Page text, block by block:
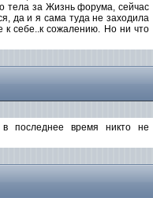
тела за Жизнь форума, сейчас
да и я сама туда не заходила
к себе..к сожалению. Но ни что
последнее время никто не